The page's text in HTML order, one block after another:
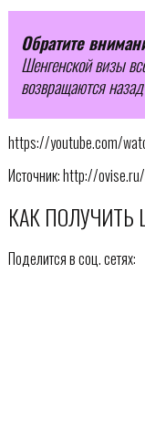
Обратите
Шенгенской визы
возвращаются
https://youtube.com/
Источник: http://
КАК ПОЛУЧИТЬ
Поделится в соц. сетях: